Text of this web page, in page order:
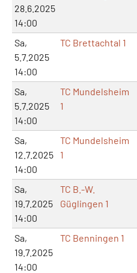
28.6.2025
14:00
Sa,
5.7.2025
14:00
TC Brettachtal 1
Sa,
5.7.2025
14:00
TC Mundelsheim
1
Sa,
12.7.2025
14:00
TC Mundelsheim
1
Sa,
19.7.2025
14:00
TC B.-W.
Güglingen 1
Sa,
19.7.2025
14:00
TC Benningen 1